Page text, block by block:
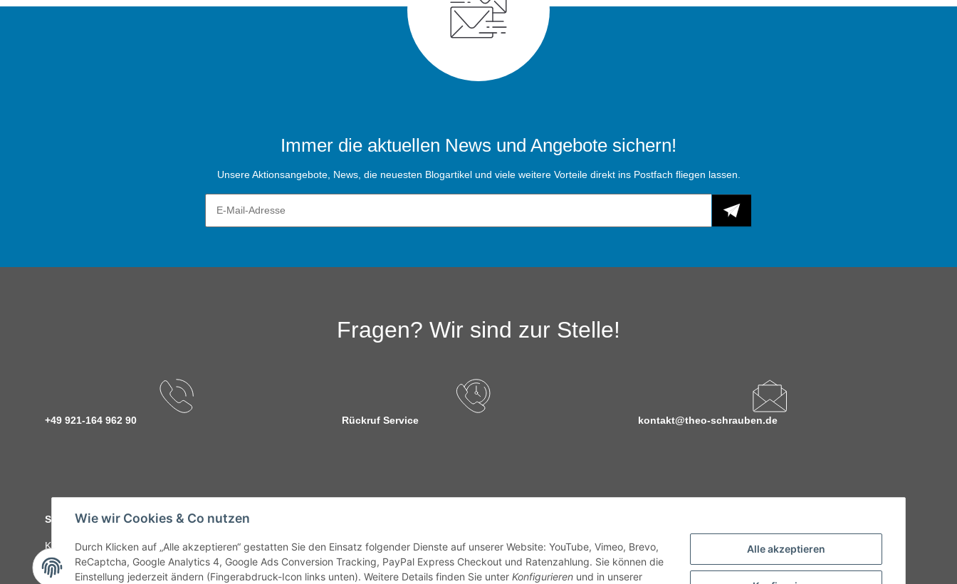
Alle akzeptieren
Wie wir Cookies & Co nutzen
Durch Klicken auf „Alle akzeptieren“ gestatten Sie den Einsatz folgender Dienste auf unserer Website: YouTube, Vimeo, Brevo,
ReCaptcha, Google Analytics 4, Google Ads Conversion Tracking, PayPal Express Checkout und Ratenzahlung. Sie können die
Einstellung jederzeit ändern (Fingerabdruck-Icon links unten). Weitere Details finden Sie unter Konfigurieren und in unserer
Immer die aktuellen News und Angebote sichern!
Unsere Aktionsangebote, News, die neuesten Blogartikel und viele weitere Vorteile direkt ins Postfach fliegen lassen.
Fragen? Wir sind zur Stelle!
+49 921-164 962 90 Rückruf Service kontakt@theo-schrauben.de
Service
Kontakt C-Teile Management Sonderteile Karriere Versandinformationen